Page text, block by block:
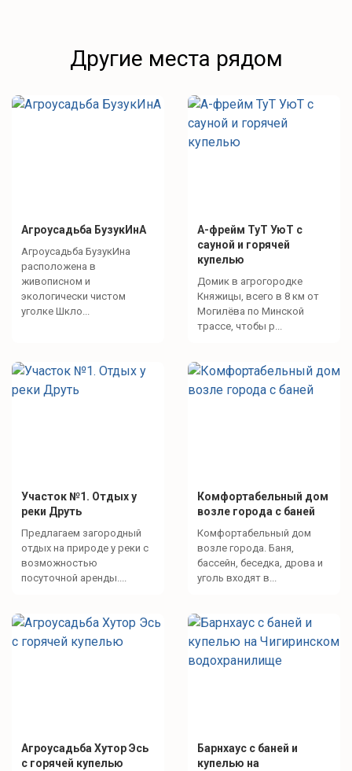
Другие места рядом
Агроусадьба БузукИнА
Агроусадьба БузукИна
расположена в
живописном и
экологически чистом
уголке Шкло...
А-фрейм ТуТ УюТ с
сауной и горячей
купелью
Домик в агрогородке
Княжицы, всего в 8 км от
Могилёва по Минской
трассе, чтобы р...
Участок №1. Отдых у
реки Друть
Предлагаем загородный
отдых на природе у реки с
возможностью
посуточной аренды....
Комфортабельный дом
возле города с баней
Комфортабельный дом
возле города. Баня,
бассейн, беседка, дрова и
уголь входят в...
Агроусадьба Хутор Эсь
с горячей купелью
Барнхаус с баней и
купелью на